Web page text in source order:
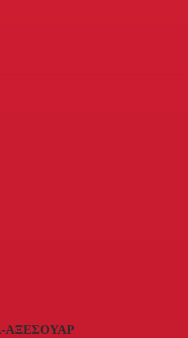
ΑΞΕΣΟΥΆΡ